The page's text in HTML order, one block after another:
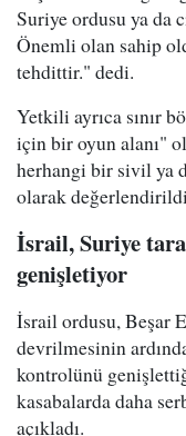
Suriye ordusu ya da
Önemli olan sahip
tehdittir." dedi.
Yetkili ayrıca sınır
için bir oyun alanı"
herhangi bir sivil ya
olarak
İsrail, Suriye
genişletiyor
İsrail ordusu, Beşar
devrilmesinin
kontrolünü
kasabalarda daha
açıkladı.